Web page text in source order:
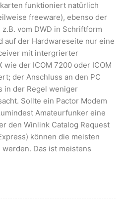
funktioniert natürlich
freeware), ebenso der
vom DWD in Schriftform
auf der Hardwareseite nur eine
mit intergrierter
wie der ICOM 7200 oder ICOM
der Anschluss an den PC
in der Regel weniger
Sollte ein Pactor Modem
Amateurfunker eine
den Winlink Catalog Request
können die meisten
Das ist meistens